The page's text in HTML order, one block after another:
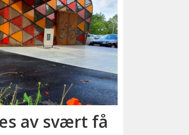
av svært få